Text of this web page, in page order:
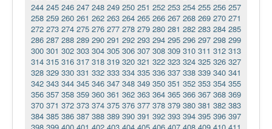
244 245 246 247 248 249 250 251 252 253 254 255 256 257
258 259 260 261 262 263 264 265 266 267 268 269 270 271
272 273 274 275 276 277 278 279 280 281 282 283 284 285
286 287 288 289 290 291 292 293 294 295 296 297 298 299
300 301 302 303 304 305 306 307 308 309 310 311 312 313
314 315 316 317 318 319 320 321 322 323 324 325 326 327
328 329 330 331 332 333 334 335 336 337 338 339 340 341
342 343 344 345 346 347 348 349 350 351 352 353 354 355
356 357 358 359 360 361 362 363 364 365 366 367 368 369
370 371 372 373 374 375 376 377 378 379 380 381 382 383
384 385 386 387 388 389 390 391 392 393 394 395 396 397